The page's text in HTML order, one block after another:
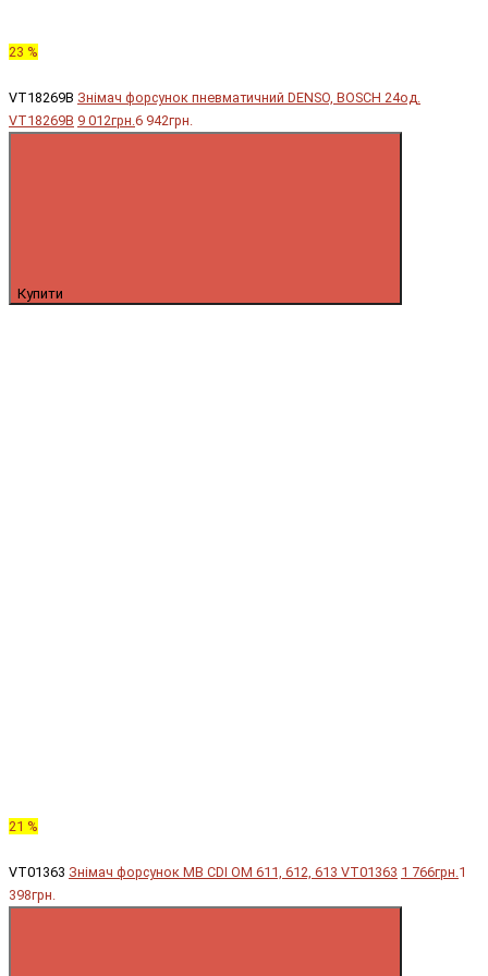
23 %
VT18269B Знімач форсунок пневматичний DENSO, BOSCH 24од.
VT18269B 9 012грн.6 942грн.
Купити
21 %
VT01363 Знімач форсунок MB CDI OM 611, 612, 613 VT01363 1 766грн.1
398грн.